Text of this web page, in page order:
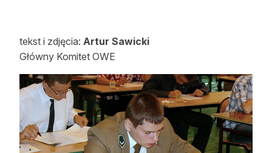
tekst i zdjęcia: Artur Sawicki
Główny Komitet OWE